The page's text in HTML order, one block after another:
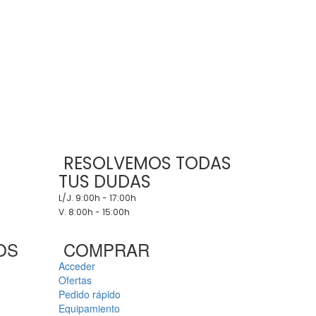
RESOLVEMOS TODAS
TUS DUDAS
L/J. 9:00h - 17:00h
V. 8:00h - 15:00h
COMPRAR
Acceder
Ofertas
Pedido rápido
Equipamiento